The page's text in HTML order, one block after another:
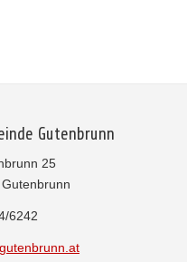
Gutenbrunn
25
6242